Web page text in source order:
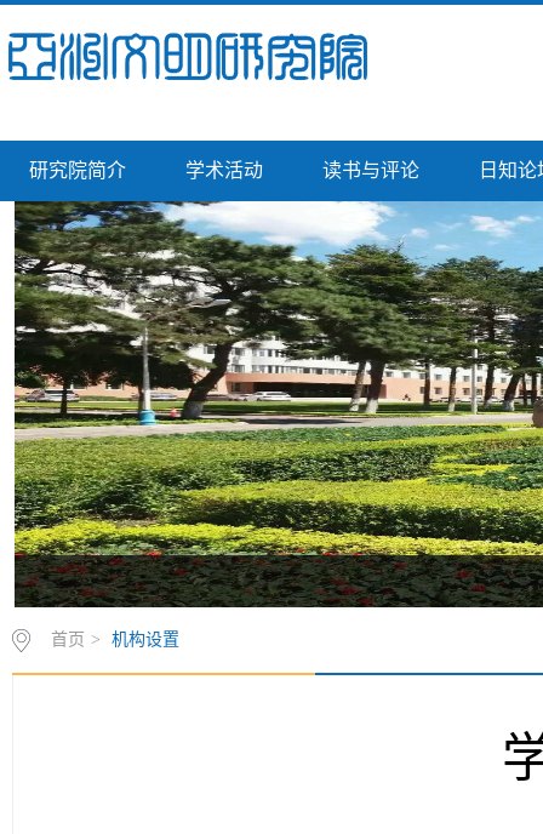
研究院简介 学术活动 读书与评论 日知论
首页 > 机构设置